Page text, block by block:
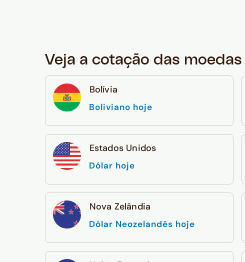
Veja a cotação das moedas
Bolívia
Boliviano hoje
Estados Unidos
Dólar hoje
Nova Zelândia
Dólar Neozelandês hoje